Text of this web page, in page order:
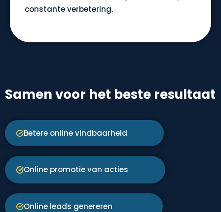
constante verbetering.
Samen voor het beste resultaat
Betere online vindbaarheid
Online promotie van acties
Online leads genereren